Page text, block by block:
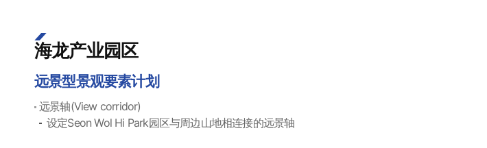
海龙产业园区
远景型景观要素计划
远景轴(View corridor)
设定Seon Wol Hi Park园区与周边山地相连接的远景轴